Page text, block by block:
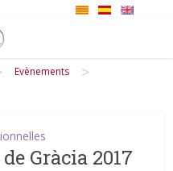
Evènements >
Gràcia 2017